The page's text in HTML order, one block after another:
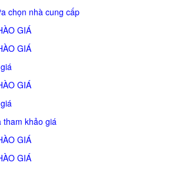
chọn nhà cung cấp
GIÁ
GIÁ
GIÁ
khảo giá
GIÁ
GIÁ